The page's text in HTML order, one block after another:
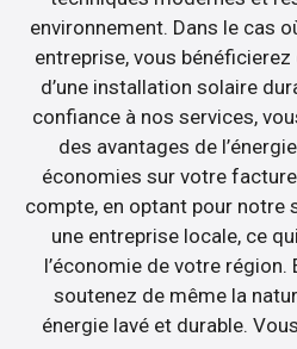
environnement. Dans le cas
entreprise, vous bénéficierez
d’une installation solaire
confiance à nos services,
des avantages de
économies sur votre
compte, en optant pour notre
une entreprise locale, ce
l’économie de votre région.
soutenez de même la
énergie lavé et durable.